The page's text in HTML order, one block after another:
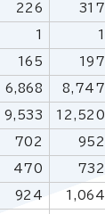
226 317
1 1
165 197
6,868 8,747
9,533 12,520
702 952
470 732
924 1,064